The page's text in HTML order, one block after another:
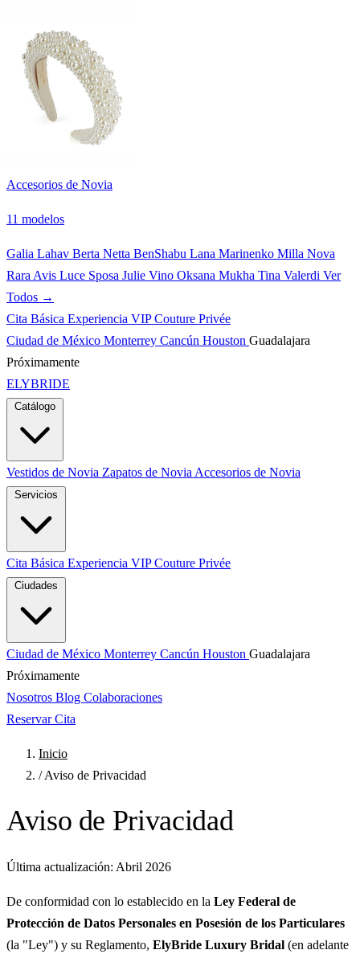
Accesorios de Novia
11 modelos
Galia Lahav Berta Netta BenShabu Lana Marinenko Milla Nova
Rara Avis Luce Sposa Julie Vino Oksana Mukha Tina Valerdi Ver
Todos →
Cita Básica Experiencia VIPCouture Privée
Ciudad de México Monterrey Cancún Houston Guadalajara
Próximamente
ELYBRIDE
Catálogo
Vestidos de Novia Zapatos de Novia Accesorios de Novia
Servicios
Cita Básica Experiencia VIPCouture Privée
Ciudades
Ciudad de México Monterrey Cancún Houston Guadalajara
Próximamente
Nosotros Blog Colaboraciones
Reservar Cita
Inicio
/ Aviso de Privacidad
Aviso de Privacidad
Última actualización: Abril 2026
De conformidad con lo establecido en la Ley Federal de
Protección de Datos Personales en Posesión de los Particulares
(la "Ley") y su Reglamento, ElyBride Luxury Bridal (en adelante